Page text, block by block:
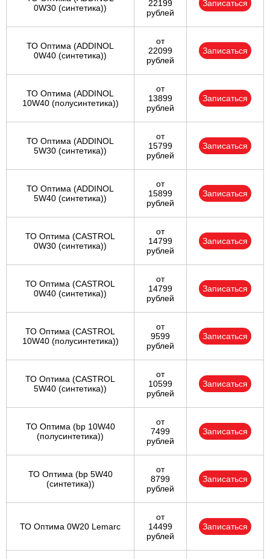
0W30 (синтетика))
22199
рублей
Записаться
ТО Оптима (ADDINOL
0W40 (синтетика))
от
22099
рублей
Записаться
ТО Оптима (ADDINOL
10W40 (полусинтетика))
от
13899
рублей
Записаться
ТО Оптима (ADDINOL
5W30 (синтетика))
от
15799
рублей
Записаться
ТО Оптима (ADDINOL
5W40 (синтетика))
от
15899
рублей
Записаться
ТО Оптима (CASTROL
0W30 (синтетика))
от
14799
рублей
Записаться
ТО Оптима (CASTROL
0W40 (синтетика))
от
14799
рублей
Записаться
ТО Оптима (CASTROL
10W40 (полусинтетика))
от
9599
рублей
Записаться
ТО Оптима (CASTROL
5W40 (синтетика))
от
10599
рублей
Записаться
ТО Оптима (bp 10W40
(полусинтетика))
от
7499
рублей
Записаться
ТО Оптима (bp 5W40
(синтетика))
от
8799
рублей
Записаться
ТО Оптима 0W20 Lemarc
от
14499
рублей
Записаться